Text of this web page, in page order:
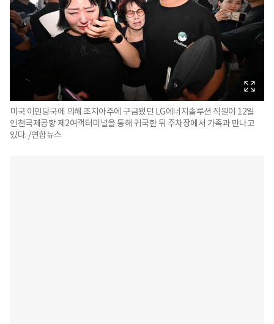
미국 이민당국에 의해 조지아주에 구금됐던 LG에너지솔루션 직원이 12일
인천국제공항 제2여객터미널을 통해 귀국한 뒤 주차장에서 가족과 만나고
있다. /연합뉴스